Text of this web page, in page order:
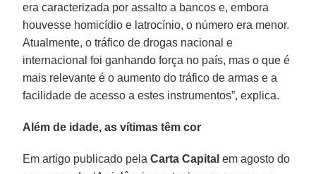
era caracterizada por assalto a bancos e, embora
houvesse homicídio e latrocínio, o número era menor.
Atualmente, o tráfico de drogas nacional e
internacional foi ganhando força no país, mas o que é
mais relevante é o aumento do tráfico de armas e a
facilidade de acesso a estes instrumentos”, explica.
Além de idade, as vítimas têm cor
Em artigo publicado pelaCarta Capital em agosto do